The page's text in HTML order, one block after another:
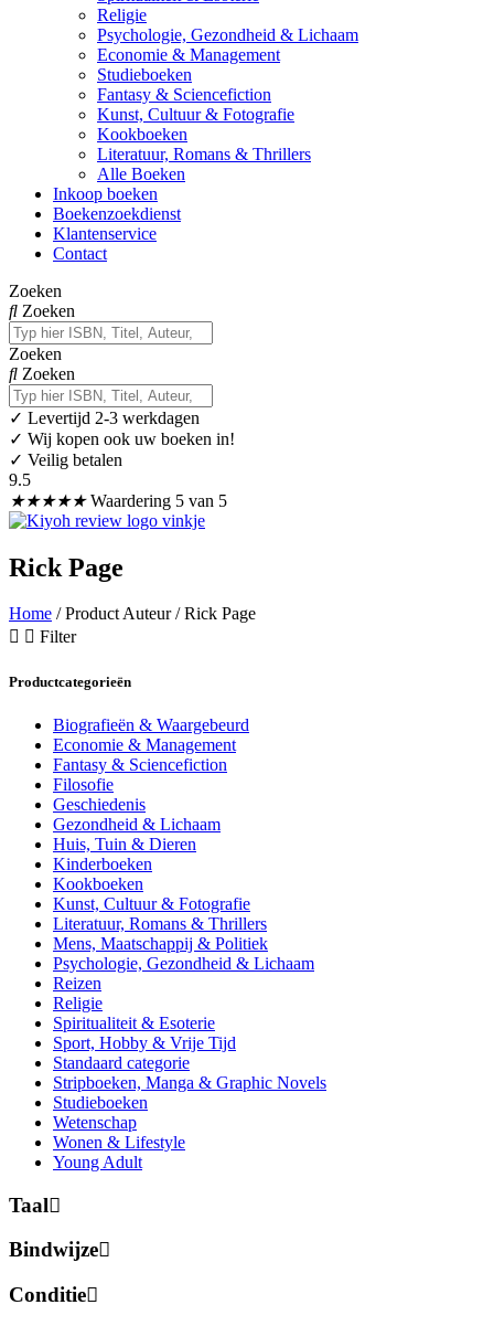
Religie
Psychologie, Gezondheid & Lichaam
Economie & Management
Studieboeken
Fantasy & Sciencefiction
Kunst, Cultuur & Fotografie
Kookboeken
Literatuur, Romans & Thrillers
Alle Boeken
Inkoop boeken
Boekenzoekdienst
Klantenservice
Contact
Zoeken
Zoeken
Zoeken
Zoeken
✓ Levertijd 2-3 werkdagen
✓ Wij kopen ook uw boeken in!
✓ Veilig betalen
9.5
★★★★★ Waardering 5 van 5
Rick Page
Home / Product Auteur / Rick Page
Filter
Productcategorieën
Biografieën & Waargebeurd
Economie & Management
Fantasy & Sciencefiction
Filosofie
Geschiedenis
Gezondheid & Lichaam
Huis, Tuin & Dieren
Kinderboeken
Kookboeken
Kunst, Cultuur & Fotografie
Literatuur, Romans & Thrillers
Mens, Maatschappij & Politiek
Psychologie, Gezondheid & Lichaam
Reizen
Religie
Spiritualiteit & Esoterie
Sport, Hobby & Vrije Tijd
Standaard categorie
Stripboeken, Manga & Graphic Novels
Studieboeken
Wetenschap
Wonen & Lifestyle
Young Adult
Taal
Bindwijze
Conditie